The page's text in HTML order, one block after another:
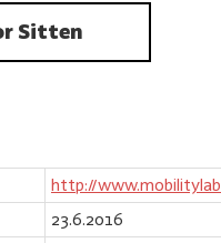
Sitten
http://
23.6.2016